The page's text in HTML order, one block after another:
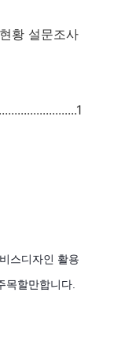
황 설문조사
스디자인 활용
목할만합니다.